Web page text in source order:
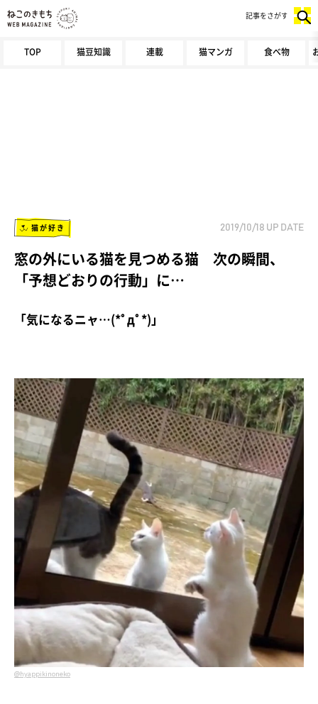
TOP 猫豆知識 連載 猫マンガ 食べ物
記事をさがす
猫が好き 2019/10/18 UP DATE
窓の外にいる猫を見つめる猫 次の瞬間、
「予想どおりの行動」に…
「気になるニャ…(*ﾟдﾟ*)」
@hyappikinoneko